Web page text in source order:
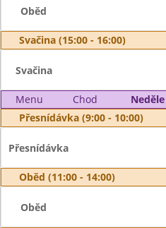
Oběd
Svačina (15:00 - 16:00)
Svačina
Menu Chod
Přesnídávka (9:00 - 10:00)
Přesnídávka
Oběd (11:00 - 14:00)
Oběd